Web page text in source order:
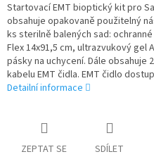
Startovací EMT bioptický kit pro
obsahuje opakovaně použitelný
ks sterilně balených sad:
Flex 14x91,5 cm, ultrazvukový gel
pásky na uchycení. Dále obsahuje
kabelu EMT čidla. EMT čidlo
Detailní informace
ZEPTAT SE SDÍLET